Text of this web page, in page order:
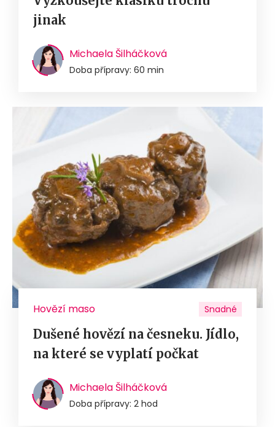
jinak
Michaela Šilháčková
Doba přípravy: 60 min
Hovězí maso Snadné
Dušené hovězí na česneku. Jídlo,
na které se vyplatí počkat
Michaela Šilháčková
Doba přípravy: 2 hod